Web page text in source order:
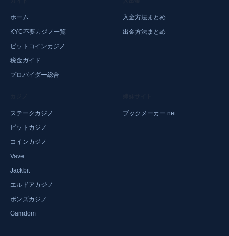
ホーム
KYC不要カジノ一覧
ビットコインカジノ
税金ガイド
プロバイダー総合
入金方法まとめ
出金方法まとめ
ステークカジノ
ビットカジノ
コインカジノ
Vave
Jackbit
エルドアカジノ
ボンズカジノ
Gamdom
ブックメーカー.net